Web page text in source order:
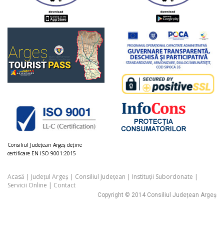
Consiliul Judeţean Argeș deţine
certificare EN ISO 9001:2015
Acasă | Județul Argeș | Consiliul Județean | Instituții Subordonate |
Servicii Online | Contact
Copyright © 2014 Consiliul Județean Argeș